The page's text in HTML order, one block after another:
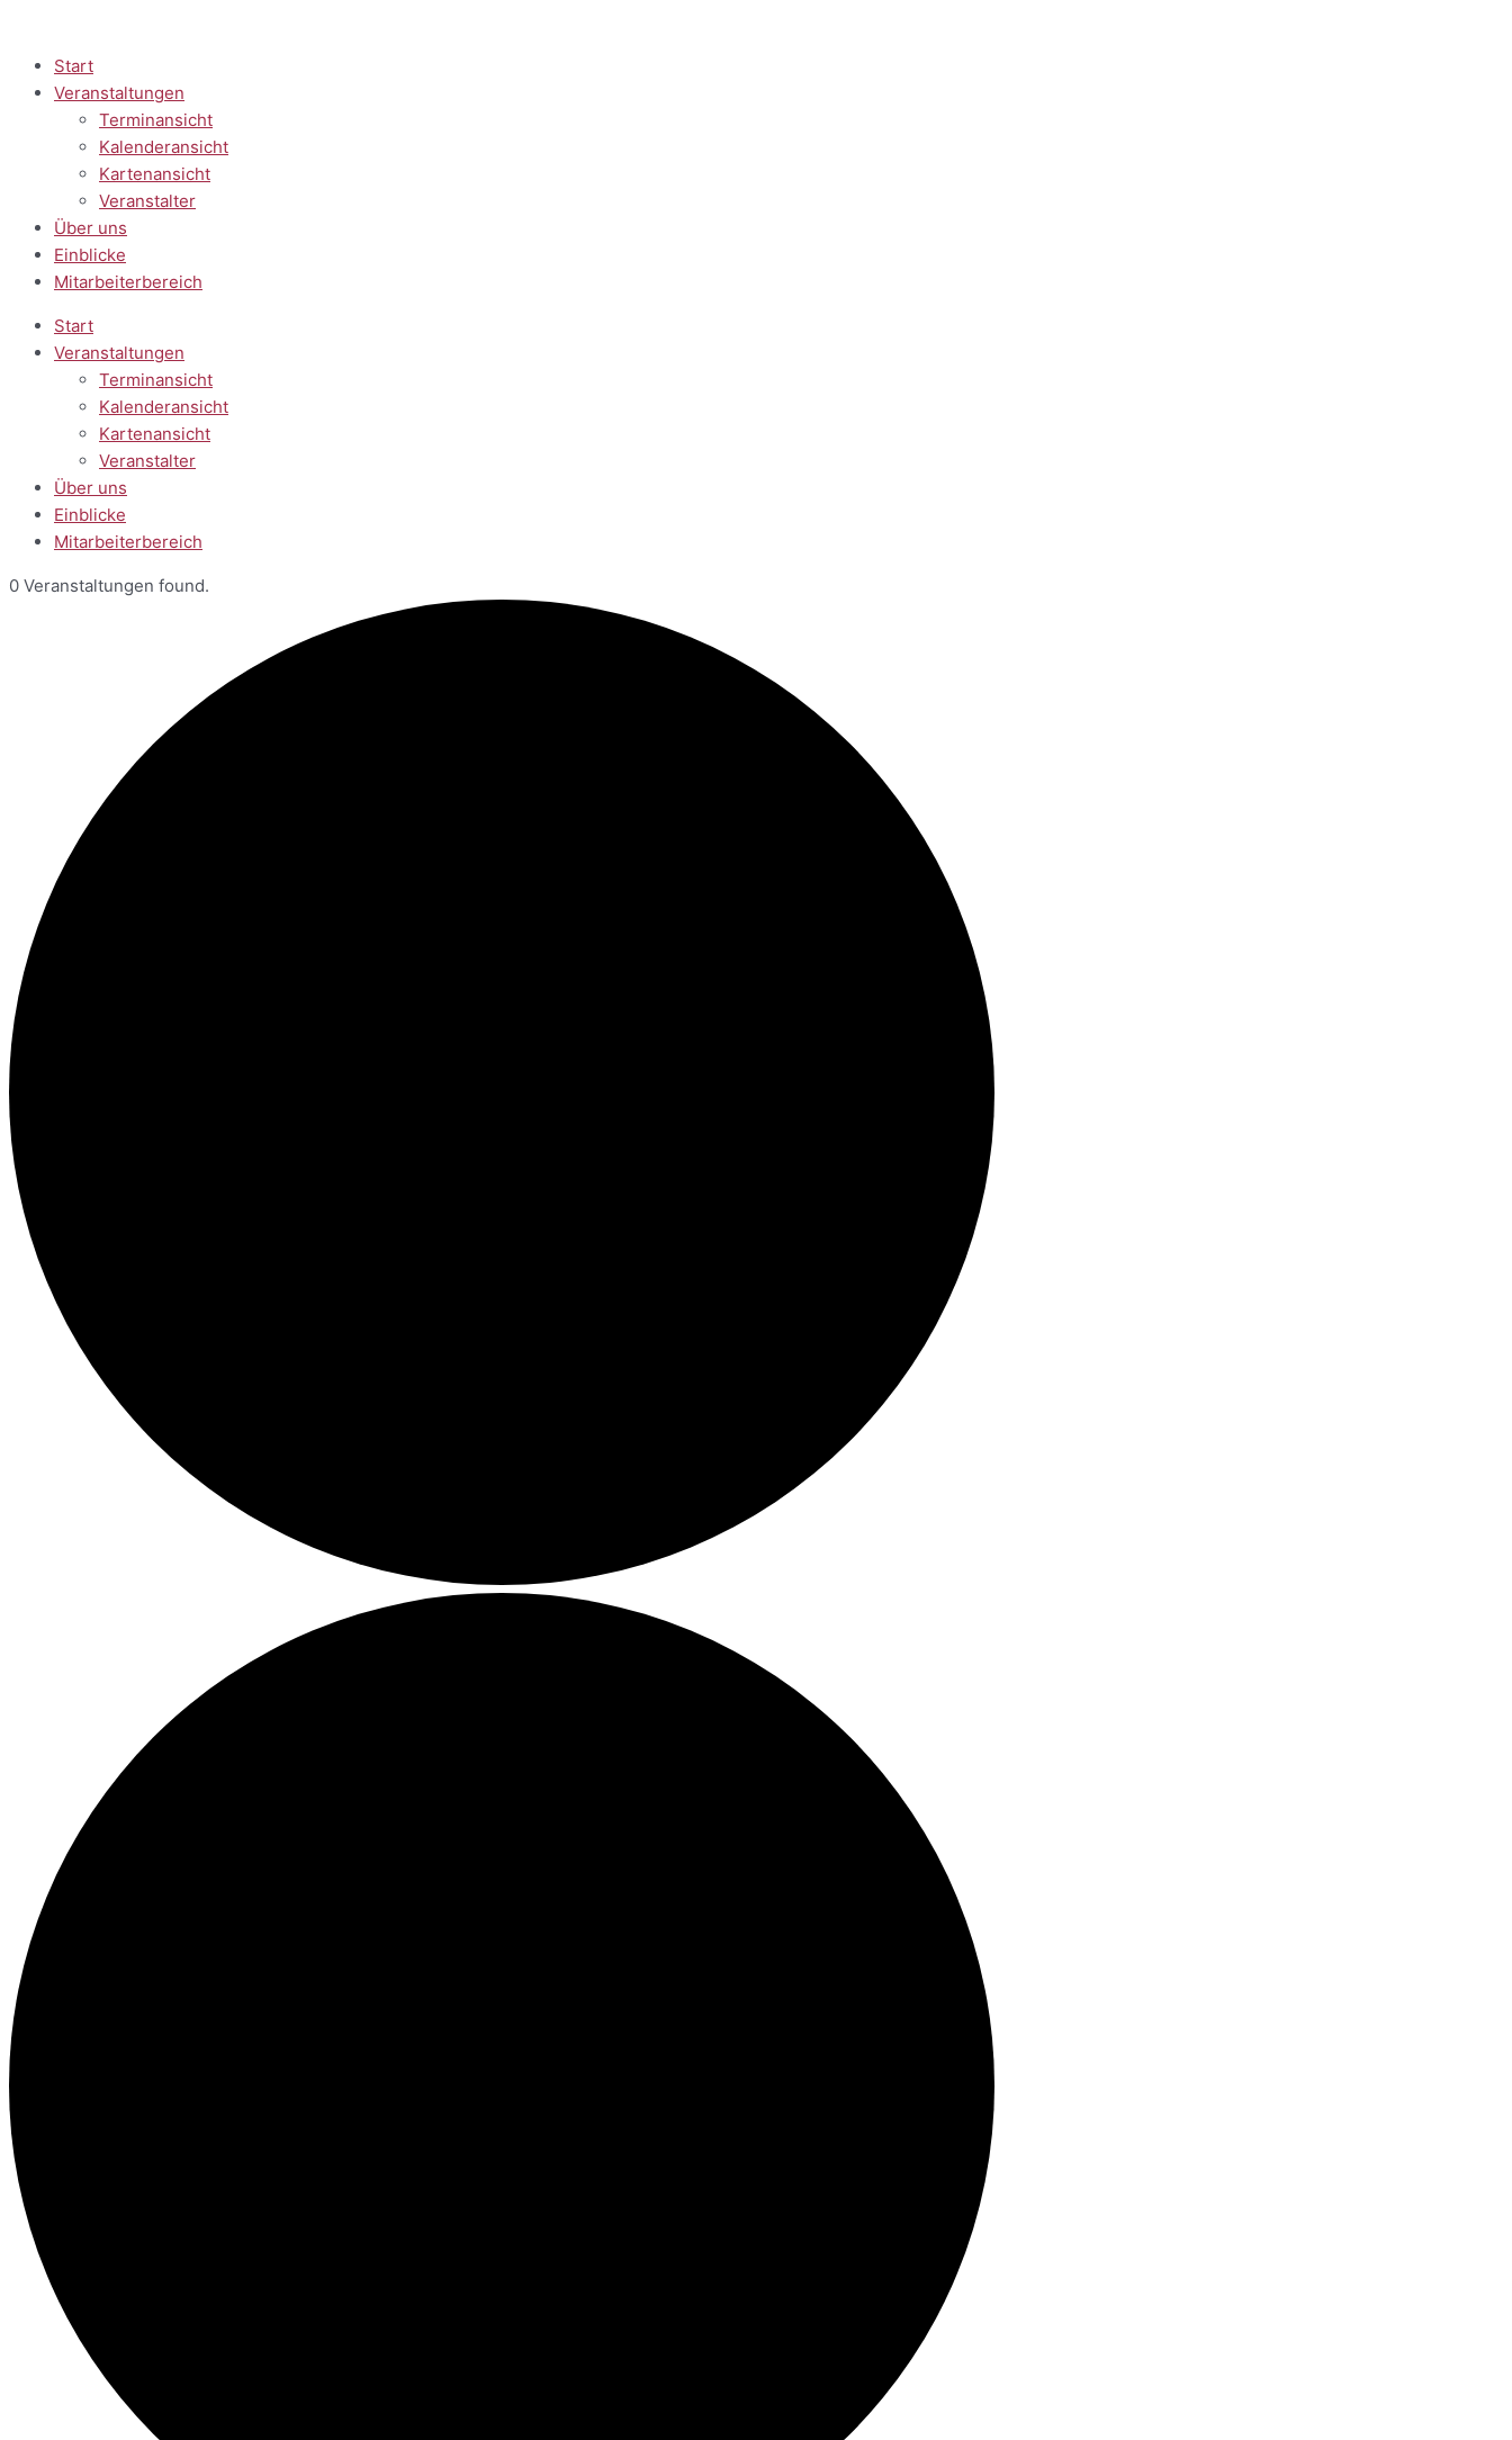
springen
Start
Veranstaltungen
Terminansicht
Kalenderansicht
Kartenansicht
Veranstalter
Über uns
Einblicke
Mitarbeiterbereich
Start
Veranstaltungen
Terminansicht
Kalenderansicht
Kartenansicht
Veranstalter
Über uns
Einblicke
Mitarbeiterbereich
0 Veranstaltungen found.